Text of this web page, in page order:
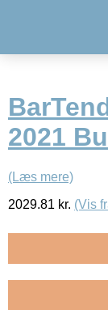
2021
(Læs mere)
2029.81 kr. (Vis